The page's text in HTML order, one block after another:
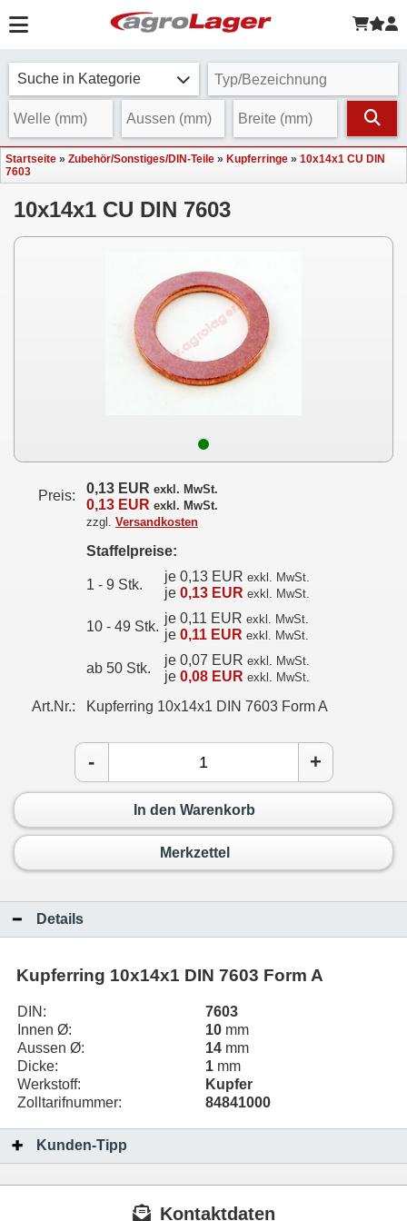
Suche in Kategorie
Startseite » Zubehör/Sonstiges/DIN-Teile » Kupferringe » 10x14x1 CU DIN
7603
10x14x1 CU DIN 7603
Preis: 0,13 EUR exkl. MwSt.
0,13 EUR exkl. MwSt.
zzgl. Versandkosten
Staffelpreise:
1 - 9 Stk.
je 0,13 EUR exkl. MwSt.
je 0,13 EUR exkl. MwSt.
10 - 49 Stk.
je 0,11 EUR exkl. MwSt.
je 0,11 EUR exkl. MwSt.
ab 50 Stk.
je 0,07 EUR exkl. MwSt.
je 0,08 EUR exkl. MwSt.
Art.Nr.: Kupferring 10x14x1 DIN 7603 Form A
- +
In den Warenkorb
Merkzettel
Details
Kupferring 10x14x1 DIN 7603 Form A
DIN:
7603
Innen Ø:
10 mm
Aussen Ø:
14 mm
Dicke:
1 mm
Werkstoff:
Kupfer
Zolltarifnummer:
84841000
Kunden-Tipp
Kontaktdaten